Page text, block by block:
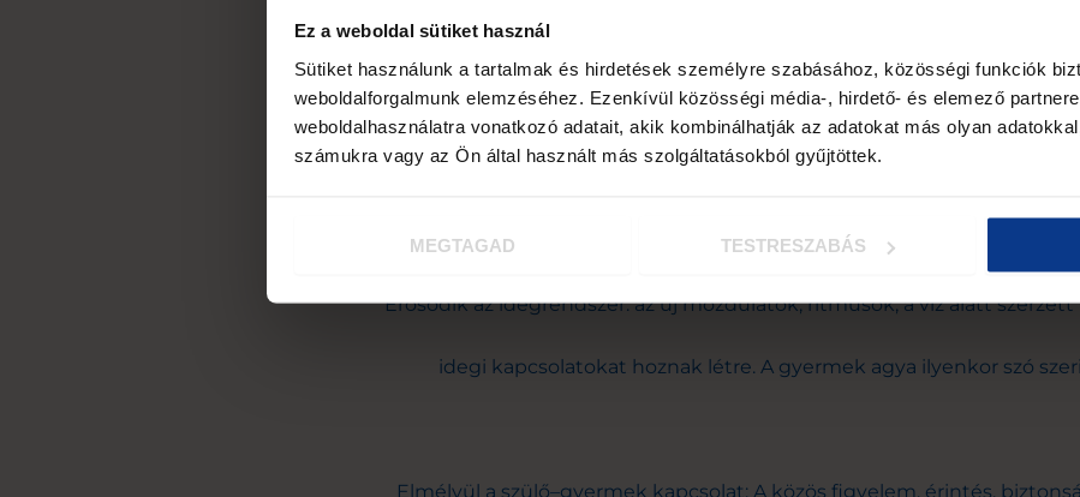
Ez a weboldal sütiket használ
Sütiket használunk a tartalmak és hirdetések személyre szabásához, közösségi funkciók
weboldalforgalmunk elemzéséhez. Ezenkívül közösségi média-, hirdető- és elemező
weboldalhasználatra vonatkozó adatait, akik kombinálhatják az adatokat más olyan
számukra vagy az Ön által használt más szolgáltatásokból gyűjtöttek.
MEGTAGAD TESTRESZABÁS
a vízben másként hall, tapint, lát. Ez az agyat finomhangolásra készteti
Erősödik az idegrendszer: az új mozdulatok, ritmusok, a víz alatt
idegi kapcsolatokat hoznak létre. A gyermek agya ilyenkor szó
Elmélyül a szülő–gyermek kapcsolat: A közös figyelem, érintés,